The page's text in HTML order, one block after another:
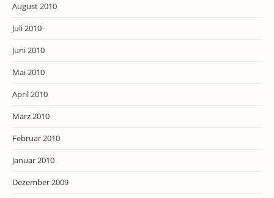
August 2010
Juli 2010
Juni 2010
Mai 2010
April 2010
März 2010
Februar 2010
Januar 2010
Dezember 2009